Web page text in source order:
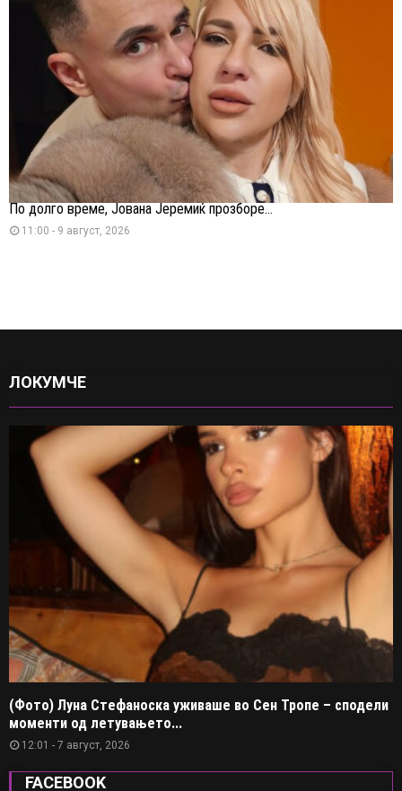
По долго време, Јована Јеремиќ прозборе...
11:00 - 9 август, 2026
ЛОКУМЧЕ
(Фото) Луна Стефаноска уживаше во Сен Тропе – сподели
моменти од летувањето...
12:01 - 7 август, 2026
FACEBOOK